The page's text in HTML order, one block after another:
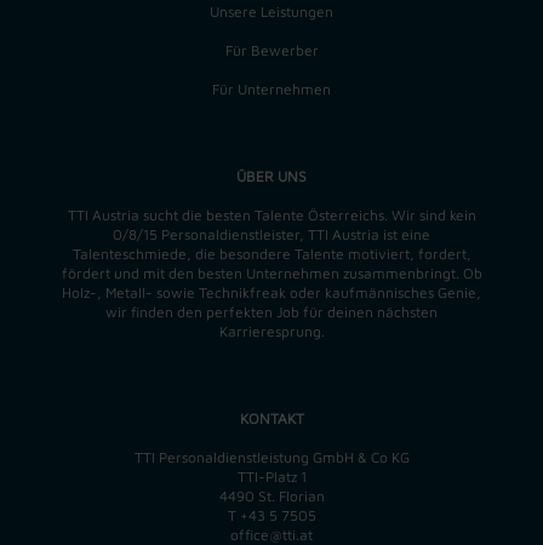
Unsere Leistungen
Für Bewerber
Für Unternehmen
ÜBER UNS
TTI Austria sucht die besten Talente Österreichs. Wir sind kein
0/8/15 Personaldienstleister, TTI Austria ist eine
Talenteschmiede, die besondere Talente motiviert, fordert,
fördert und mit den besten Unternehmen zusammenbringt. Ob
Holz-, Metall- sowie Technikfreak oder kaufmännisches Genie,
wir finden den perfekten Job für deinen nächsten
Karrieresprung.
KONTAKT
TTI Personaldienstleistung GmbH & Co KG
TTI-Platz 1
4490 St. Florian
T +43 5 7505
office@tti.at